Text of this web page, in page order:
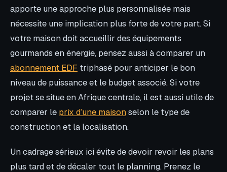
apporte une approche plus personnalisée mais
nécessite une implication plus forte de votre part. Si
votre maison doit accueillir des équipements
gourmands en énergie, pensez aussi à comparer un
abonnement EDF triphasé pour anticiper le bon
niveau de puissance et le budget associé. Si votre
projet se situe en Afrique centrale, il est aussi utile de
comparer le prix d’une maisonselon le type de
construction et la localisation.
Un cadrage sérieux ici évite de devoir revoir les plans
plus tard et de décaler tout le planning. Prenez le